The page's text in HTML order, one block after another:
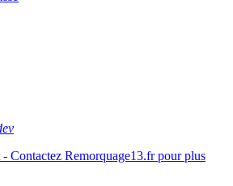
- Contactez Remorquage13.fr pour plus